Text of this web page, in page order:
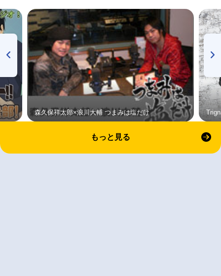
森久保祥太郎×浪川大輔 つまみは塩だけ
もっと見る